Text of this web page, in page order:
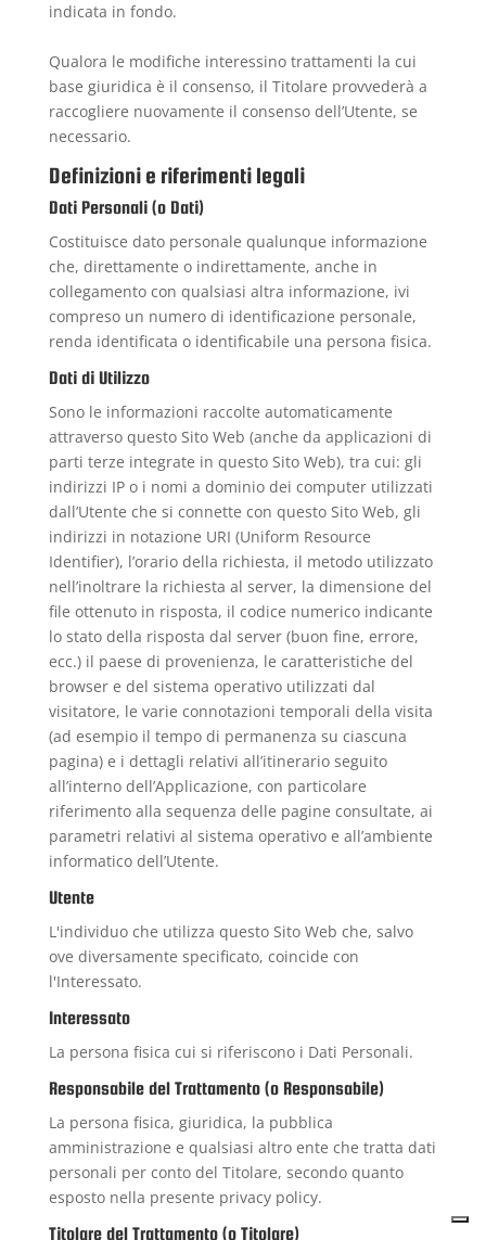
indicata in fondo.
Qualora le modifiche interessino trattamenti la cui
base giuridica è il consenso, il Titolare provvederà a
raccogliere nuovamente il consenso dell’Utente, se
necessario.
Definizioni e riferimenti legali
Dati Personali (o Dati)
Costituisce dato personale qualunque informazione
che, direttamente o indirettamente, anche in
collegamento con qualsiasi altra informazione, ivi
compreso un numero di identificazione personale,
renda identificata o identificabile una persona fisica.
Dati di Utilizzo
Sono le informazioni raccolte automaticamente
attraverso questo Sito Web (anche da applicazioni di
parti terze integrate in questo Sito Web), tra cui: gli
indirizzi IP o i nomi a dominio dei computer utilizzati
dall’Utente che si connette con questo Sito Web, gli
indirizzi in notazione URI (Uniform Resource
Identifier), l’orario della richiesta, il metodo utilizzato
nell’inoltrare la richiesta al server, la dimensione del
file ottenuto in risposta, il codice numerico indicante
lo stato della risposta dal server (buon fine, errore,
ecc.) il paese di provenienza, le caratteristiche del
browser e del sistema operativo utilizzati dal
visitatore, le varie connotazioni temporali della visita
(ad esempio il tempo di permanenza su ciascuna
pagina) e i dettagli relativi all’itinerario seguito
all’interno dell’Applicazione, con particolare
riferimento alla sequenza delle pagine consultate, ai
parametri relativi al sistema operativo e all’ambiente
informatico dell’Utente.
Utente
L'individuo che utilizza questo Sito Web che, salvo
ove diversamente specificato, coincide con
l'Interessato.
Interessato
La persona fisica cui si riferiscono i Dati Personali.
Responsabile del Trattamento (o Responsabile)
La persona fisica, giuridica, la pubblica
amministrazione e qualsiasi altro ente che tratta dati
personali per conto del Titolare, secondo quanto
esposto nella presente privacy policy.
Titolare del Trattamento (o Titolare)